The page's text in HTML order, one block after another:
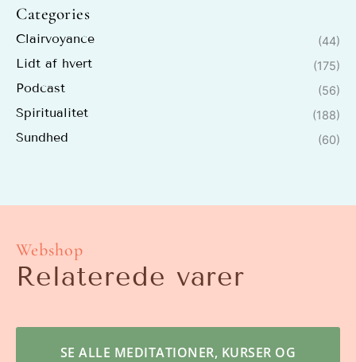
Categories
Clairvoyance (44)
Lidt af hvert (175)
Podcast (56)
Spiritualitet (188)
Sundhed (60)
Webshop
Relaterede varer
SE ALLE MEDITATIONER, KURSER OG